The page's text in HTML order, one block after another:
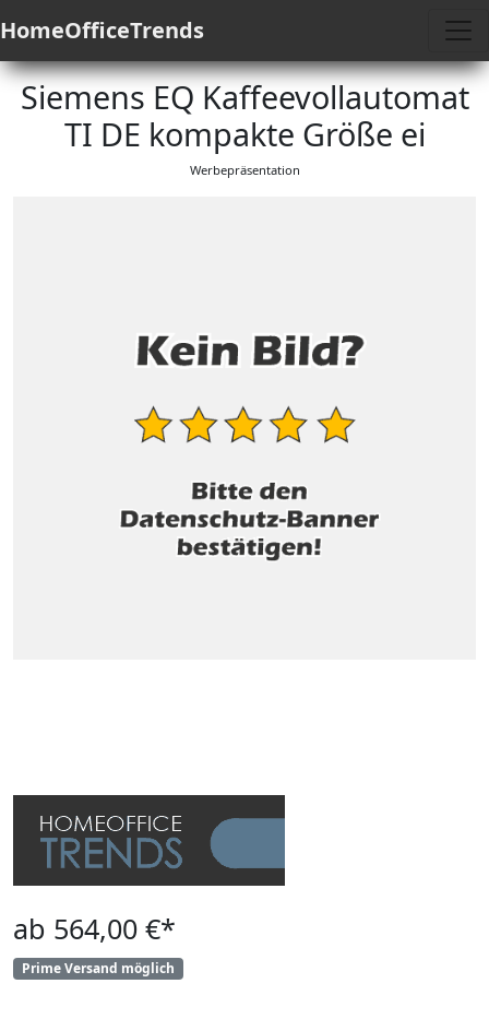
HomeOfficeTrends
Siemens EQ Kaffeevollautomat
TI DE kompakte Größe ei
Werbepräsentation
ab 564,00 €*
Prime Versand möglich